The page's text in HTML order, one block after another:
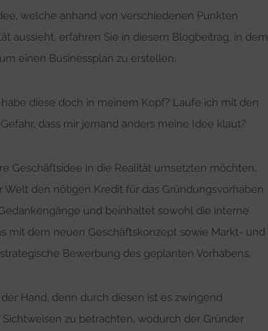
welche anhand von verschiedenen Punkten
aussieht, erfahren Sie in diesem Blogbeitrag, in dem
einen Businessplan zu erstellen.
diese doch in meinem Kopf? Laufe ich mit den
dass mir jemand anders meine Idee klaut?
Geschäftsidee in die Realität umsetzten möchten,
den nötigen Kredit für das Gründungsvorhaben
und beinhaltet sowohl die interne
mit dem neuen Geschäftskonzept sowie Markt- und
Bewerbung des geplanten Vorhabens.
Hand, denn durch diesen ist es zwingend
zu betrachten, wodurch der Gründer